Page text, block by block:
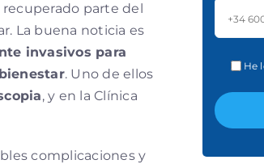
parte del
La buena noticia es
invasivos para
. Uno de ellos
, y en la Clínica
complicaciones y
He